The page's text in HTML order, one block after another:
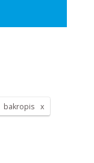
bakropis